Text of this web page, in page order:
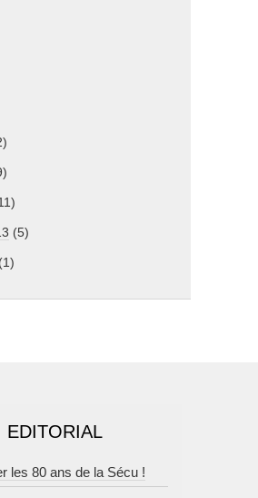
(5)
(1)
EDITORIAL
les 80 ans de la Sécu !